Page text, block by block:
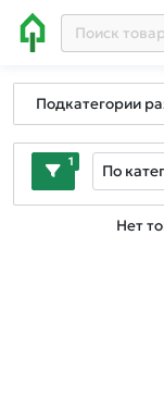
Подкатегории
1 По
Нет